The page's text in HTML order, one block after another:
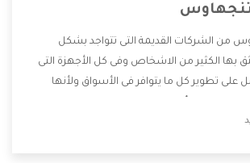
من الشركات القديمة التى تتواجد بشكل
بها الكثير من الاشخاص وفى كل الأجهزة التى
على تطوير كل ما يتوافر فى الأسواق ولأنها
أقوى العروض والخصومات التى تسهل